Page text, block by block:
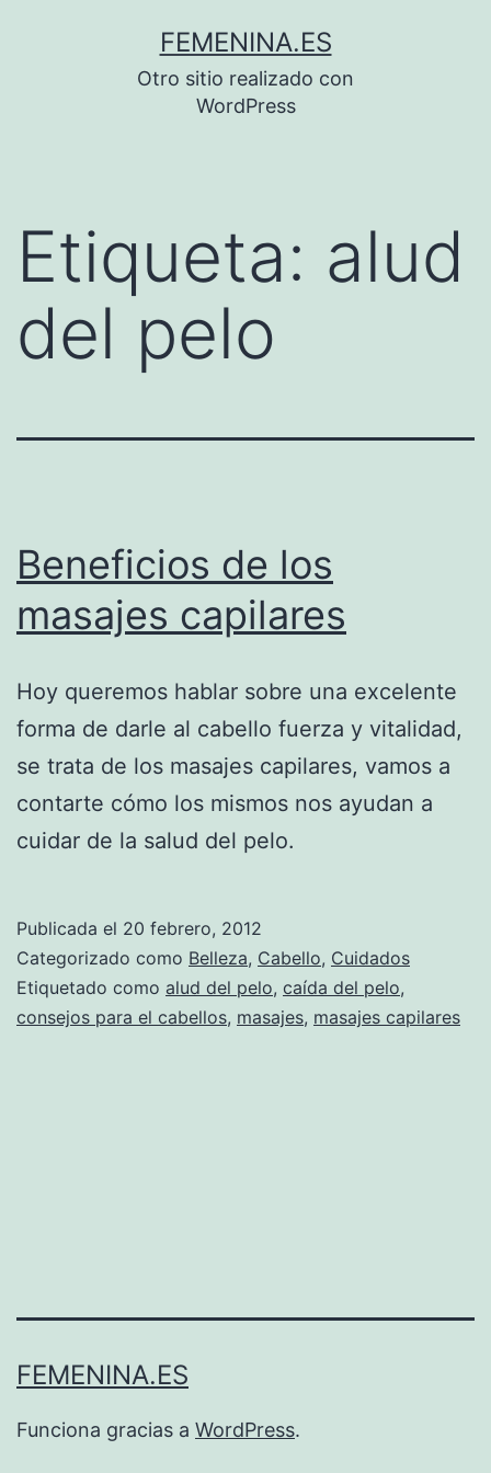
FEMENINA.ES
Otro sitio realizado con
WordPress
Etiqueta: alud
del pelo
Beneficios de los
masajes capilares
Hoy queremos hablar sobre una excelente
forma de darle al cabello fuerza y vitalidad,
se trata de los masajes capilares, vamos a
contarte cómo los mismos nos ayudan a
cuidar de la salud del pelo.
Publicada el 20 febrero, 2012
Categorizado como Belleza, Cabello, Cuidados
Etiquetado como alud del pelo, caída del pelo,
consejos para el cabellos, masajes, masajes capilares
FEMENINA.ES
Funciona gracias a WordPress.